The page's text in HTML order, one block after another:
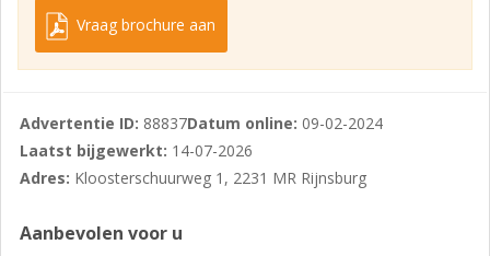
Het geheel is per eigen vervoer goed bereikbaar via de
Provinciale wegen N449 en N206. Tevens is het geheel
goed bereikbaar middels openbaar vervoer. Op
LOCATIE / LIGGING
Landelijk gebied
Vraag brochure aan
Advertentie ID: 88837Datum online: 09-02-2024
Laatst bijgewerkt: 14-07-2026
Adres: Kloosterschuurweg 1, 2231 MR Rijnsburg
Aanbevolen voor u